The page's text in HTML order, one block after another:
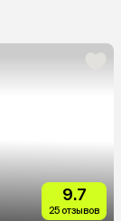
9.7
25 отзывов